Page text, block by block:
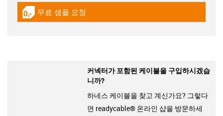
igus-icon-gratismuster
무료 샘플 요청
커넥터가 포함된 케이블을 구입하시겠습
니까?
하네스 케이블을 찾고 계신가요? 그렇다
면 readycable® 온라인 샵을 방문하세